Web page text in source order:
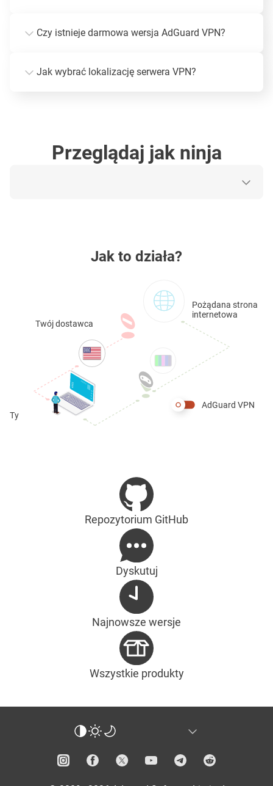
Czy istnieje darmowa wersja AdGuard VPN?
Jak wybrać lokalizację serwera VPN?
Przeglądaj jak ninja
Jak to działa?
Twój dostawca
Ty
Pożądana strona
internetowa
AdGuard VPN
Repozytorium GitHub
Dyskutuj
Najnowsze wersje
Wszystkie produkty